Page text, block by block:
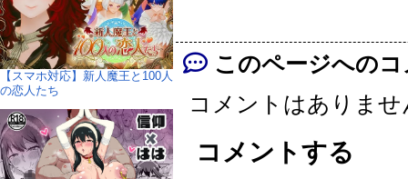
このページへの
コメントはありませ
コメントする
【スマホ対応】新人魔王と100人
の恋人たち